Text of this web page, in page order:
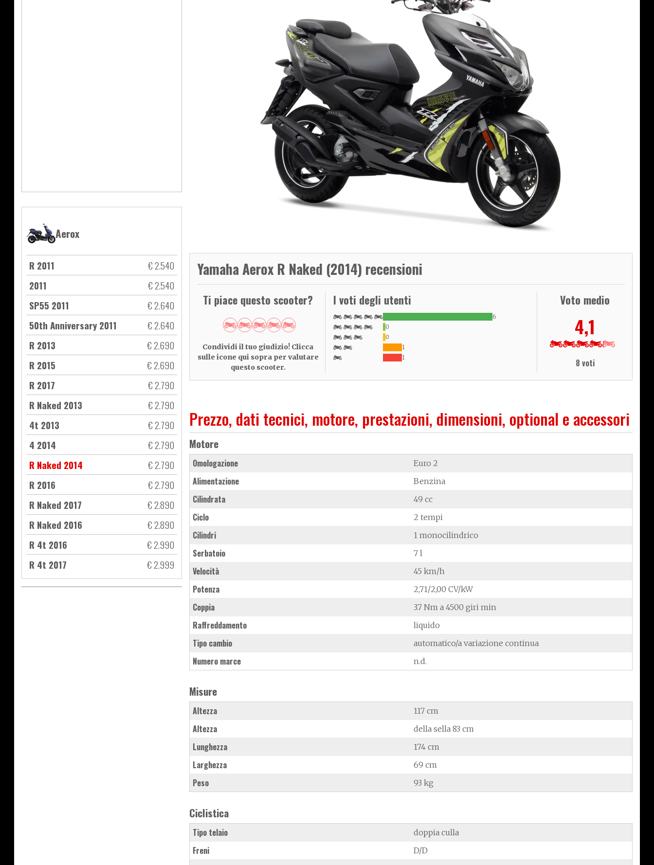
Aerox
R 2011
€ 2.540
2011
€ 2.540
SP55 2011
€ 2.640
50th Anniversary 2011
€ 2.640
R 2013
€ 2.690
R 2015
€ 2.690
R 2017
€ 2.790
R Naked 2013
€ 2.790
4t 2013
€ 2.790
4 2014
€ 2.790
R Naked 2014
€ 2.790
R 2016
€ 2.790
R Naked 2017
€ 2.890
R Naked 2016
€ 2.890
R 4t 2016
€ 2.990
R 4t 2017
€ 2.999
Yamaha Aerox R Naked (2014) recensioni
Ti piace questo scooter?
Condividi il tuo giudizio! Clicca
sulle icone qui sopra per valutare
questo scooter.
I voti degli utenti
6
0
0
1
1
Voto medio
4,1
8 voti
Prezzo, dati tecnici, motore, prestazioni, dimensioni, optional e accessori
Motore
Omologazione Euro 2
Alimentazione Benzina
Cilindrata 49 cc
Ciclo 2 tempi
Cilindri 1 monocilindrico
Serbatoio 7 l
Velocità 45 km/h
Potenza 2,71/2,00 CV/kW
Coppia 3.7 Nm a 4500 giri min
Raffreddamento liquido
Tipo cambio automatico/a variazione continua
Numero marce n.d.
Misure
Altezza 117 cm
Altezza della sella 83 cm
Lunghezza 174 cm
Larghezza 69 cm
Peso 93 kg
Ciclistica
Tipo telaio doppia culla
Freni D/D